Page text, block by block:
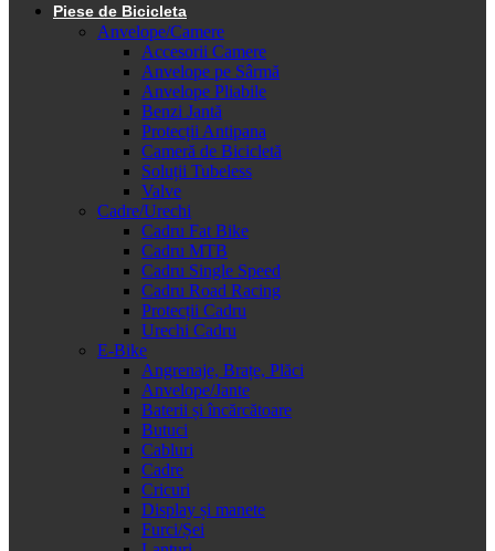
Piese de Bicicleta
Anvelope/Camere
Accesorii Camere
Anvelope pe Sârmă
Anvelope Pliabile
Benzi Jantă
Protecții Antipana
Cameră de Bicicletă
Soluții Tubeless
Valve
Cadre/Urechi
Cadru Fat Bike
Cadru MTB
Cadru Single Speed
Cadru Road Racing
Protecții Cadru
Urechi Cadru
E-Bike
Angrenaje, Brațe, Plăci
Anvelope/Jante
Baterii și încărcătoare
Butuci
Cabluri
Cadre
Cricuri
Display și manete
Furci/Șei